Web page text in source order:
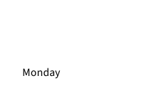
Monday